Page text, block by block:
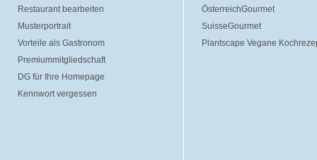
Restaurant bearbeiten
Musterportrait
Vorteile als Gastronom
Premiummitgliedschaft
DG für Ihre Homepage
Kennwort vergessen
ÖsterreichGourmet
SuisseGourmet
Plantscape Vegane